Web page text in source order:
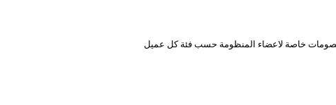
بخصومات خاصة لاعضاء المنظومة حسب فئة كل عميل